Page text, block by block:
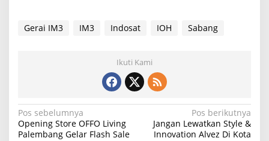
Gerai IM3 IM3 Indosat IOH Sabang
Ikuti Kami
N
a
Pos sebelumnya
Opening Store OFFO Living
Palembang Gelar Flash Sale
Pos berikutnya
Jangan Lewatkan Style &
Innovation Alvez Di Kota